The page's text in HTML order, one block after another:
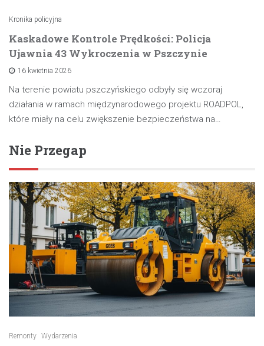
Kronika policyjna
Kaskadowe Kontrole Prędkości: Policja
Ujawnia 43 Wykroczenia w Pszczynie
16 kwietnia 2026
Na terenie powiatu pszczyńskiego odbyły się wczoraj
działania w ramach międzynarodowego projektu ROADPOL,
które miały na celu zwiększenie bezpieczeństwa na…
Nie Przegap
Remonty Wydarzenia